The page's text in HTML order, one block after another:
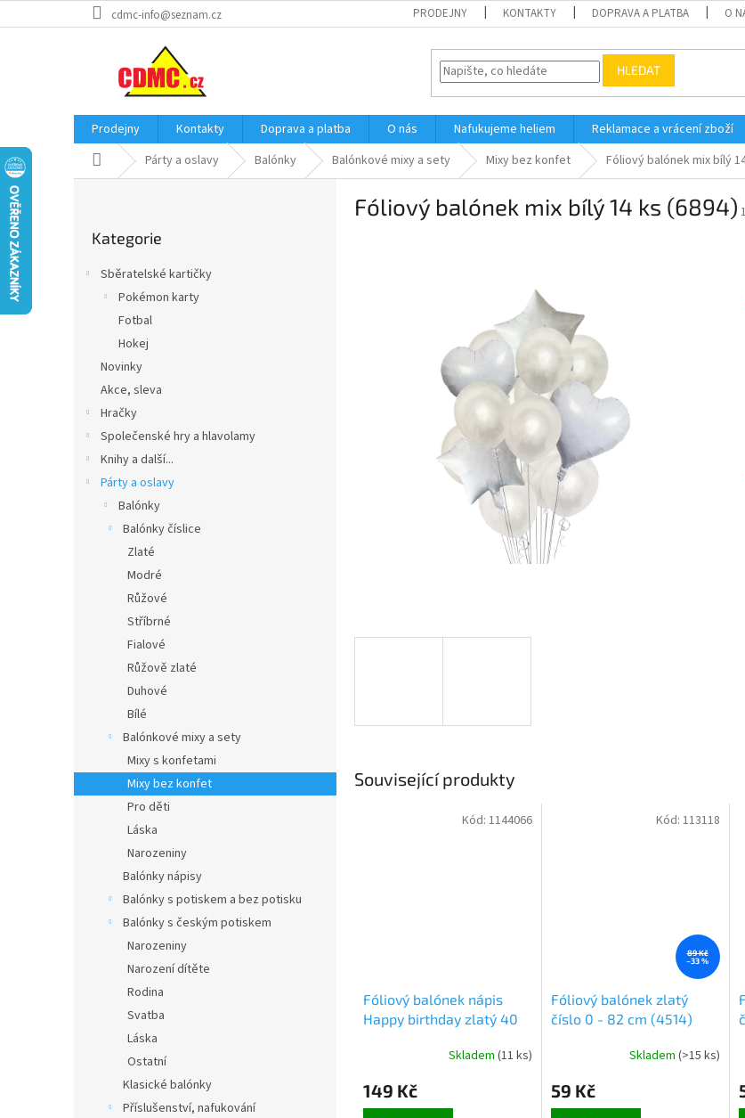
na
cdmc-info@seznam.cz PRODEJNY KONTAKTY DOPRAVA A PLATBA O
HLEDAT
Prodejny Kontakty Doprava a platba O nás Nafukujeme heliem Reklamace a vrácení zboží
Domů Párty a oslavy Balónky Balónkové mixy a sety Mixy bez konfet Fóliový balónek mix bílý
kategorie
Kategorie
Sběratelské kartičky
Pokémon karty
Fotbal
Hokej
Novinky
Akce, sleva
Hračky
Společenské hry a hlavolamy
Knihy a další...
Párty a oslavy
Balónky
Balónky číslice
Zlaté
Modré
Růžové
Stříbrné
Fialové
Růžově zlaté
Duhové
Bílé
Balónkové mixy a sety
Mixy s konfetami
Mixy bez konfet
Pro děti
Láska
Narozeniny
Balónky nápisy
Balónky s potiskem a bez potisku
Balónky s českým potiskem
Narozeniny
Narození dítěte
Rodina
Svatba
Láska
Ostatní
Klasické balónky
Příslušenství, nafukování
Fóliový balónek mix bílý 14 ks (6894)
Související produkty
Fóliový balónek nápis
Happy birthday zlatý 40
Skladem (11 ks)
149 Kč
Kód: 1144066
89 Kč
–33 %
Fóliový balónek zlatý
číslo 0 - 82 cm (4514)
Skladem (>15 ks)
59 Kč
Kód: 113118